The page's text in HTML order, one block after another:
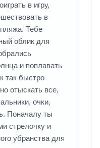
в игру,
в
Тебе
облик для
и поплавать
так быстро
отыскать все,
очки,
Поначалу ты
стрелочку и
убранства для